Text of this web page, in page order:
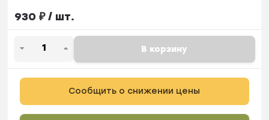
930 ₽/ шт.
В корзину
Сообщить о снижении цены